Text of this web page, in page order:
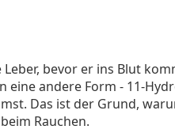
bevor er ins Blut
eine andere Form - 11-
Das ist der Grund,
Rauchen.